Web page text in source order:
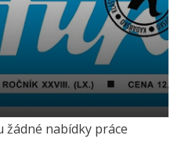
žádné nabídky práce